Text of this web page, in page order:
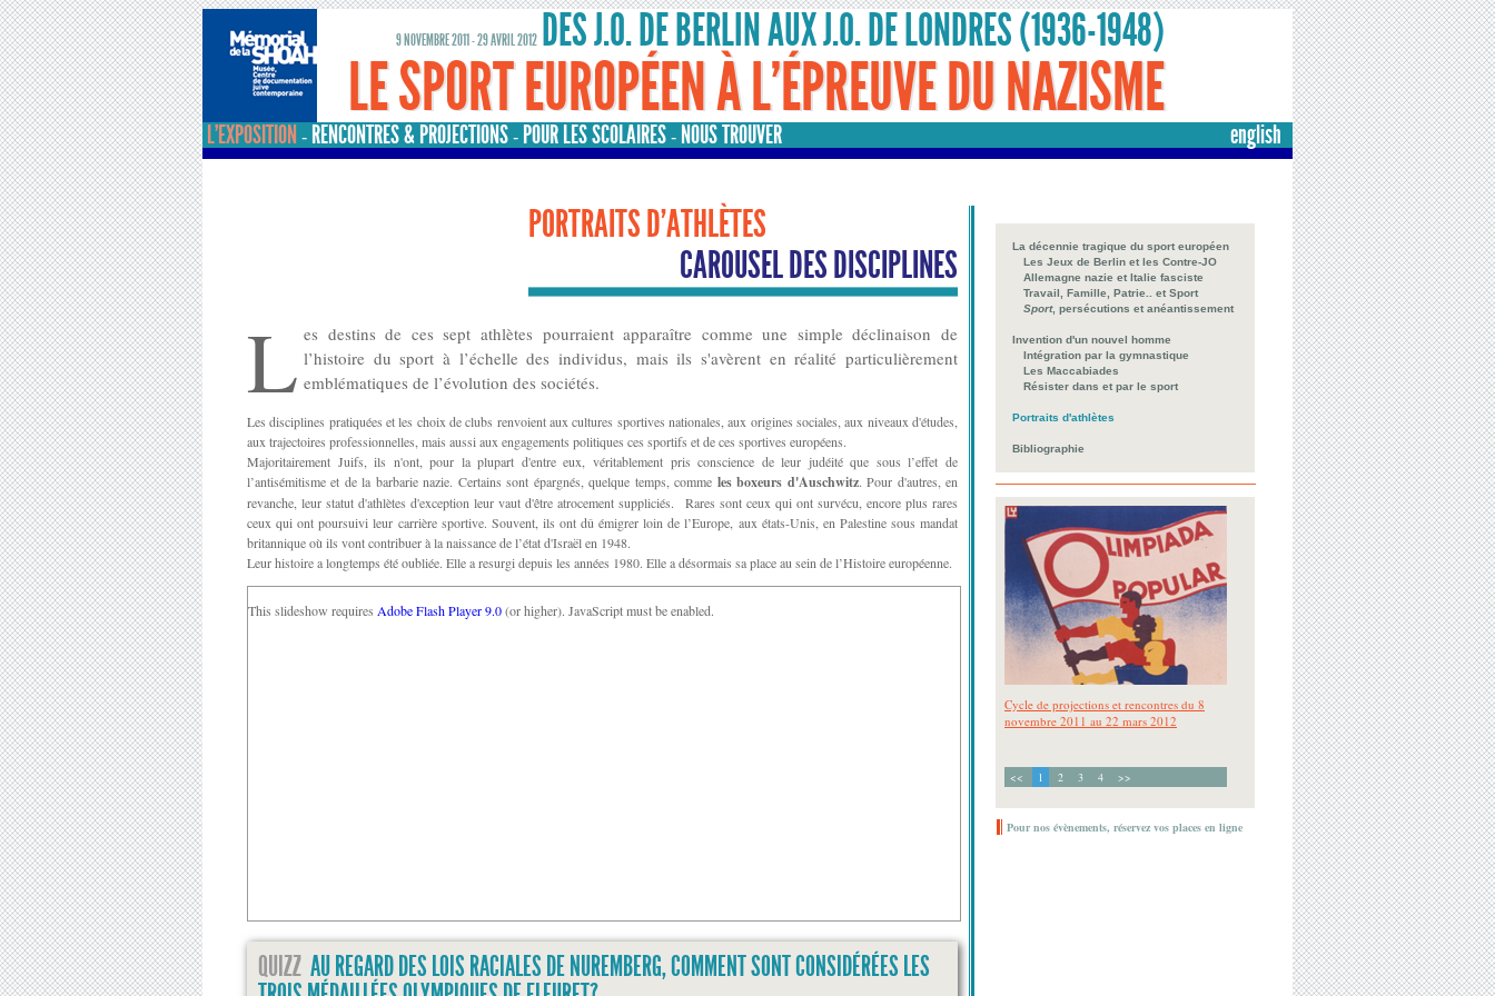
DES J.O. DE BERLIN AUX J.O. DE LONDRES (1936-1948)
9 NOVEMBRE 2011 - 29 AVRIL 2012
LE SPORT EUROPÉEN À L’ÉPREUVE DU NAZISME
L’EXPOSITION - RENCONTRES & PROJECTIONS - POUR LES SCOLAIRES - NOUS TROUVER english
La décennie tragique du sport européen
Les Jeux de Berlin et les Contre-JO
Allemagne nazie et Italie fasciste
Travail, Famille, Patrie.. et Sport
Sport, persécutions et anéantissement
Invention d'un nouvel homme
Intégration par la gymnastique
Les Maccabiades
Résister dans et par le sport
Portraits d'athlètes
Bibliographie
Pour nos évènements, réservez vos places en ligne
PORTRAITS D'ATHLÈTES
CAROUSEL DES DISCIPLINES
L es destins de ces sept athlètes pourraient apparaître comme une simple déclinaison de
l’histoire du sport à l’échelle des individus, mais ils s'avèrent en réalité particulièrement
emblématiques de l’évolution des sociétés.
Les disciplines pratiquées et les choix de clubs renvoient aux cultures sportives nationales, aux origines sociales, aux niveaux d'études,
aux trajectoires professionnelles, mais aussi aux engagements politiques ces sportifs et de ces sportives européens.
Majoritairement Juifs, ils n'ont, pour la plupart d'entre eux, véritablement pris conscience de leur judéité que sous l’effet de
l’antisémitisme et de la barbarie nazie. Certains sont épargnés, quelque temps, comme les boxeurs d'Auschwitz. Pour d'autres, en
revanche, leur statut d'athlètes d'exception leur vaut d'être atrocement suppliciés. Rares sont ceux qui ont survécu, encore plus rares
ceux qui ont poursuivi leur carrière sportive. Souvent, ils ont dû émigrer loin de l’Europe, aux états-Unis, en Palestine sous mandat
britannique où ils vont contribuer à la naissance de l’état d'Israël en 1948.
Leur histoire a longtemps été oubliée. Elle a resurgi depuis les années 1980. Elle a désormais sa place au sein de l’Histoire européenne.
This slideshow requires Adobe Flash Player 9.0(or higher). JavaScript must be enabled.
QUIZZ AU REGARD DES LOIS RACIALES DE NUREMBERG, COMMENT SONT CONSIDÉRÉES LES